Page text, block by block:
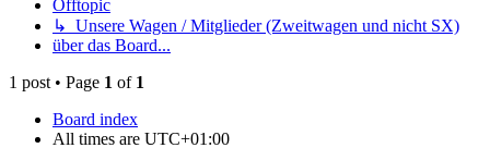
Offtopic
↳ Unsere Wagen / Mitglieder (Zweitwagen und nicht SX)
über das Board...
1 post • Page 1 of 1
Board index
All times are UTC+01:00